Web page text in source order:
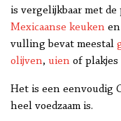
is vergelijkbaar met
Mexicaanse keuken
vulling bevat meestal
olijven, uien of plakjes
Het is een eenvoudig
heel voedzaam is.